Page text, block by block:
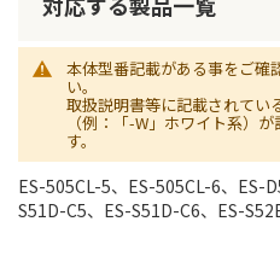
本体型番記載がある事をご確
い。
取扱説明書等に記載されてい
（例：「-W」ホワイト系）
す。
ES-505CL-5、ES-505CL-6、ES-
S51D-C5、ES-S51D-C6、ES-